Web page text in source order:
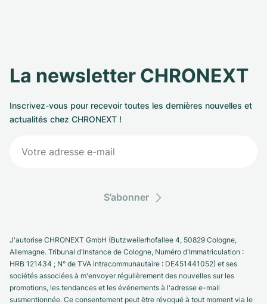
La newsletter CHRONEXT
Inscrivez-vous pour recevoir toutes les dernières nouvelles et
actualités chez CHRONEXT !
S’abonner
J'autorise CHRONEXT GmbH (Butzweilerhofallee 4, 50829 Cologne,
Allemagne. Tribunal d'Instance de Cologne, Numéro d'Immatriculation :
HRB 121434 ; N° de TVA intracommunautaire : DE451441052) et ses
sociétés associées à m'envoyer régulièrement des nouvelles sur les
promotions, les tendances et les événements à l'adresse e-mail
susmentionnée. Ce consentement peut être révoqué à tout moment via le